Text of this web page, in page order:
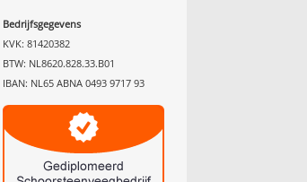
Bedrijfsgegevens
KVK: 81420382
BTW: NL8620.828.33.B01
IBAN: NL65 ABNA 0493 9717 93